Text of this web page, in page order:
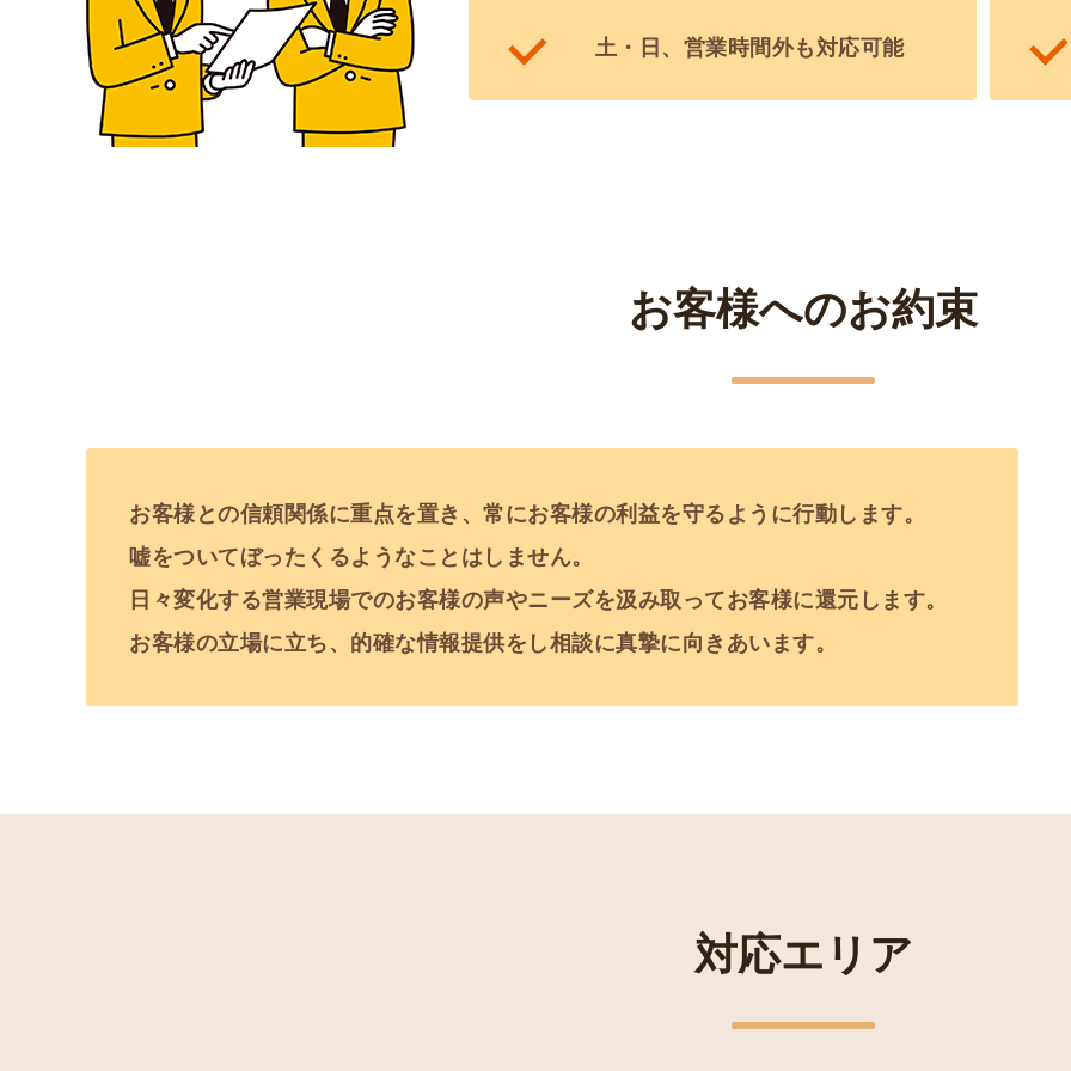
土・日、営業時間外も対応可能
お客様へのお約束
お客様との信頼関係に重点を置き、常にお客様の利益を守るように行動します。
嘘をついてぼったくるようなことはしません。
日々変化する営業現場でのお客様の声やニーズを汲み取ってお客様に還元します。
お客様の立場に立ち、的確な情報提供をし相談に真摯に向きあいます。
対応エリア